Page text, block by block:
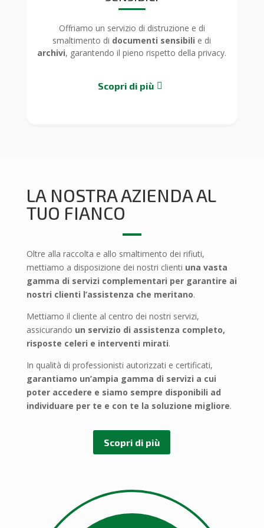
Offriamo un servizio di distruzione e di
smaltimento di documenti sensibili e di
archivi, garantendo il pieno rispetto della privacy.
Scopri di più
LA NOSTRA AZIENDA AL
TUO FIANCO
Oltre alla raccolta e allo smaltimento dei rifiuti,
mettiamo a disposizione dei nostri clienti una vasta
gamma di servizi complementari per garantire ai
nostri clienti l’assistenza che meritano.
Mettiamo il cliente al centro dei nostri servizi,
assicurando un servizio di assistenza completo,
risposte celeri e interventi mirati.
In qualità di professionisti autorizzati e certificati,
garantiamo un’ampia gamma di servizi a cui
poter accedere e siamo sempre disponibili ad
individuare per te e con te la soluzione migliore.
Scopri di più